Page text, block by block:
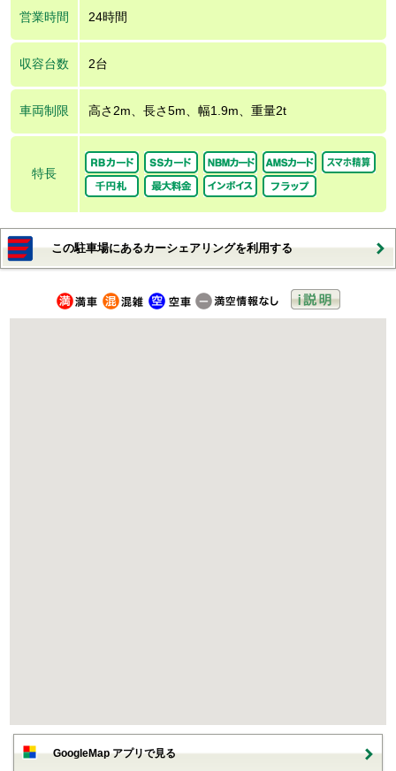
営業時間 24時間
収容台数 2台
車両制限 高さ2m、長さ5m、幅1.9m、重量2t
特長
この駐車場にあるカーシェアリングを利用する
GoogleMap アプリで見る